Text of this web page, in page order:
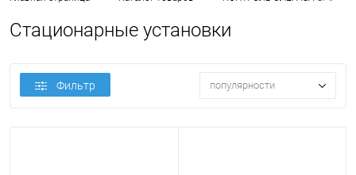
Стационарные установки
Фильтр популярности